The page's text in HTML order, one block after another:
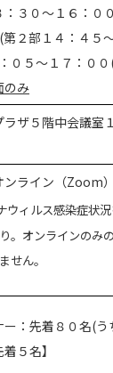
：３０～１６：
第２部１４：４５
０５～１７：０
のみ
ラザ５階中会議室
ライン（Zoom）
ウィルス感染症状
。オンラインのみ
せん。
：先着８０名(う
５名】